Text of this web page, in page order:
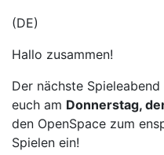
(DE)
Hallo zusammen!
Der nächste
euch am Donnerstag,
den OpenSpace zum
Spielen ein!